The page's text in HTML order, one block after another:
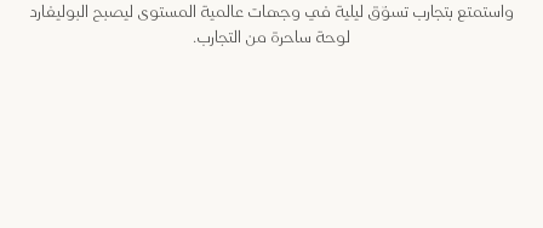
واستمتع بتجارب تسوّق ليلية في وجهات عالمية المستوى ليصبح البوليفارد
لوحة ساحرة من التجارب.